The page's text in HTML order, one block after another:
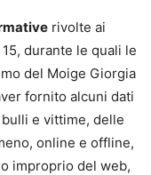
rivolte ai
durante le quali le
del Moige Giorgia
fornito alcuni dati
e vittime, delle
online e offline,
improprio del web,